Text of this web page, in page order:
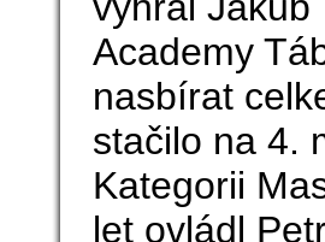
Academy
nasbírat
stačilo na 4.
Kategorii
let ovládl